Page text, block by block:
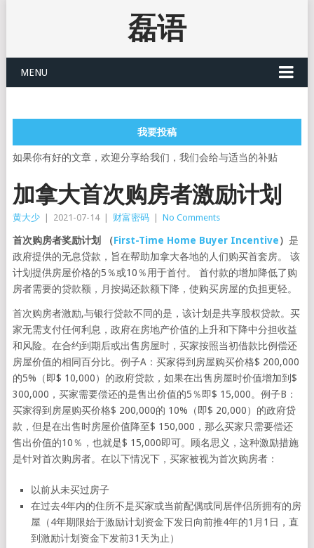
磊语
MENU
我要投稿
如果你有好的文章，欢迎分享给我们，我们会给与适当的补贴
加拿大首次购房者激励计划
黄大少 2021-07-14 财富密码 No Comments
首次购房者奖励计划 （First-Time Home Buyer Incentive） 是
政府提供的无息贷款，旨在帮助加拿大各地的人们购买首套房。 该
计划提供房屋价格的5％或10％用于首付。 首付款的增加降低了购
房者需要的贷款额，月按揭还款额下降，使购买房屋的负担更轻。
首次购房者激励,与银行贷款不同的是，该计划是共享股权贷款。买
家无需支付任何利息，政府在房地产价值的上升和下降中分担收益
和风险。在合约到期后或出售房屋时，买家按照当初借款比例偿还
房屋价值的相同百分比。例子A：买家得到房屋购买价格$ 200,000
的5%（即$ 10,000）的政府贷款，如果在出售房屋时价值增加到$
300,000，买家需要偿还的是售出价值的5％即$ 15,000。例子B：
买家得到房屋购买价格$ 200,000的 10%（即$ 20,000）的政府贷
款，但是在出售时房屋价值降至$ 150,000，那么买家只需要偿还
售出价值的10％，也就是$ 15,000即可。顾名思义，这种激励措施
是针对首次购房者。在以下情况下，买家被视为首次购房者：
以前从未买过房子
在过去4年内的住所不是买家或当前配偶或同居伴侣所拥有的房
屋（4年期限始于激励计划资金下发日向前推4年的1月1日，直
到激励计划资金下发前31天为止）